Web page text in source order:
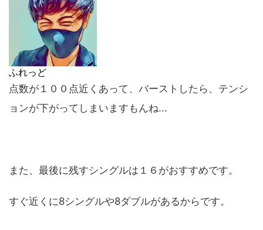
ふれっど
点数が１００点近くあって、バーストしたら、テンシ
ョンが下がってしまいますもんね...
また、最後に残すシングルは１６がおすすめです。
すぐ近くに8シングルや8ダブルがあるからです。